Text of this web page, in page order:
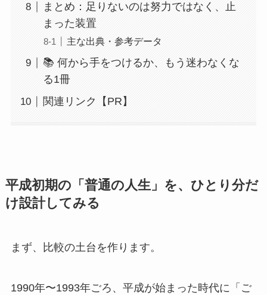
まとめ：足りないのは努力ではなく、止
まった装置
主な出典・参考データ
📚 何から手をつけるか、もう迷わなくな
る1冊
関連リンク【PR】
平成初期の「普通の人生」を、ひとり分だ
け設計してみる
まず、比較の土台を作ります。
1990年〜1993年ごろ、平成が始まった時代に「ご